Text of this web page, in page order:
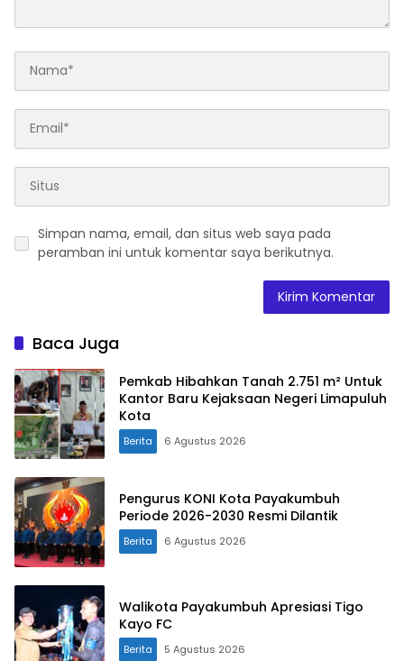
Simpan nama, email, dan situs web saya pada
peramban ini untuk komentar saya berikutnya.
Baca Juga
Pemkab Hibahkan Tanah 2.751 m² Untuk
Kantor Baru Kejaksaan Negeri Limapuluh
Kota
Berita 6 Agustus 2026
Pengurus KONI Kota Payakumbuh
Periode 2026-2030 Resmi Dilantik
Berita 6 Agustus 2026
Walikota Payakumbuh Apresiasi Tigo
Kayo FC
Berita 5 Agustus 2026